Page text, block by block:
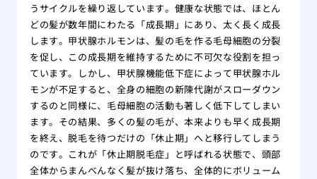
うサイクルを繰り返しています。健康な状態では、ほとん
どの髪が数年間にわたる「成長期」にあり、太く長く成長
します。甲状腺ホルモンは、髪の毛を作る毛母細胞の分裂
を促し、この成長期を維持するために不可欠な役割を担っ
ています。しかし、甲状腺機能低下症によって甲状腺ホル
モンが不足すると、全身の細胞の新陳代謝がスローダウン
するのと同様に、毛母細胞の活動も著しく低下してしまい
ます。その結果、多くの髪の毛が、本来よりも早く成長期
を終え、脱毛を待つだけの「休止期」へと移行してしまう
のです。これが「休止期脱毛症」と呼ばれる状態で、頭部
全体からまんべんなく髪が抜け落ち、全体的にボリューム